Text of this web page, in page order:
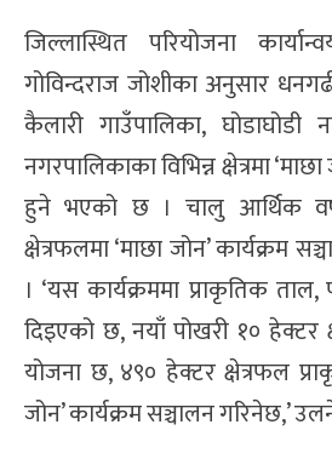
जिल्लास्थित परियोजना
गोविन्दराज जोशीका अनुसार
कैलारी गाउँपालिका,
नगरपालिकाका विभिन्न क्षेत्रमा
हुने भएको छ । चालु आर्थिक
क्षेत्रफलमा ‘माछा जोन’ कार्यक्रम
। ‘यस कार्यक्रममा प्राकृतिक ताल,
दिइएको छ, नयाँ पोखरी १० हेक्टर
योजना छ, ४९० हेक्टर क्षेत्रफल
जोन’ कार्यक्रम सञ्चालन गरिनेछ,’